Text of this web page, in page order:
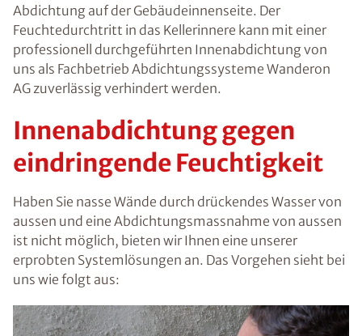
Abdichtung auf der Gebäudeinnenseite. Der
Feuchtedurchtritt in das Kellerinnere kann mit einer
professionell durchgeführten Innenabdichtung von
uns als Fachbetrieb Abdichtungssysteme Wanderon
AG zuverlässig verhindert werden.
Innenabdichtung gegen
eindringende Feuchtigkeit
Haben Sie nasse Wände durch drückendes Wasser von
aussen und eine Abdichtungsmassnahme von aussen
ist nicht möglich, bieten wir Ihnen eine unserer
erprobten Systemlösungen an. Das Vorgehen sieht bei
uns wie folgt aus: